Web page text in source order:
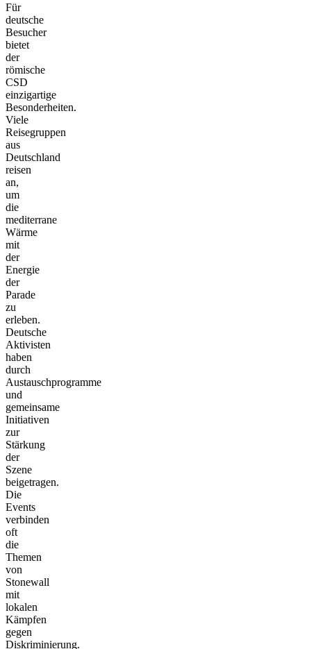
Für
deutsche
Besucher
bietet
der
römische
CSD
einzigartige
Besonderheiten.
Viele
Reisegruppen
aus
Deutschland
reisen
an,
um
die
mediterrane
Wärme
mit
der
Energie
der
Parade
zu
erleben.
Deutsche
Aktivisten
haben
durch
Austauschprogramme
und
gemeinsame
Initiativen
zur
Stärkung
der
Szene
beigetragen.
Die
Events
verbinden
oft
die
Themen
von
Stonewall
mit
lokalen
Kämpfen
gegen
Diskriminierung.